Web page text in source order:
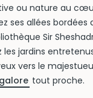
ou nature au
ses allées bordées
Sir
les jardins
vers le
tout proche.